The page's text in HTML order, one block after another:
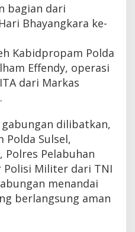
bagian dari
Bhayangkara ke-
Kabidpropam Polda
Effendy, operasi
dari Markas
dilibatkan,
Sulsel,
Polres Pelabuhan
Polisi Militer dari TNI
menandai
berlangsung aman